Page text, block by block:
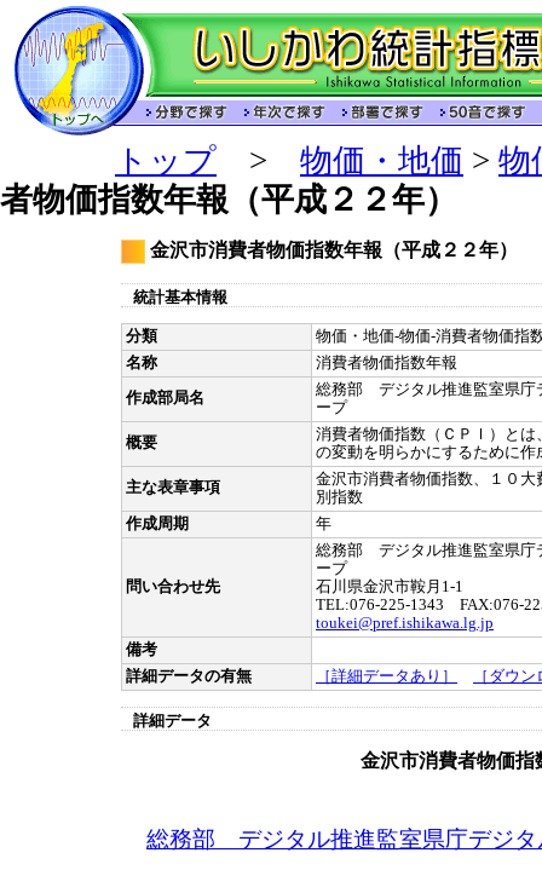
トップ > 物価・地価 > 物
者物価指数年報（平成２２年）
金沢市消費者物価指数年報（平成２２年）
統計基本情報
分類
物価・地価-物価-消費者物価指
名称
消費者物価指数年報
作成部局名
総務部 デジタル推進監室県庁
ープ
概要
消費者物価指数（ＣＰＩ）と
の変動を明らかにするために作
主な表章事項
金沢市消費者物価指数、１０
別指数
作成周期
年
問い合わせ先
総務部 デジタル推進監室県庁
ープ
石川県金沢市鞍月1-1
TEL:076-225-1343 FAX:076-
toukei@pref.ishikawa.lg.jp
備考
詳細データの有無
［詳細データあり］ ［ダウ
詳細データ
金沢市消費者物価指
総務部 デジタル推進監室県庁デジ